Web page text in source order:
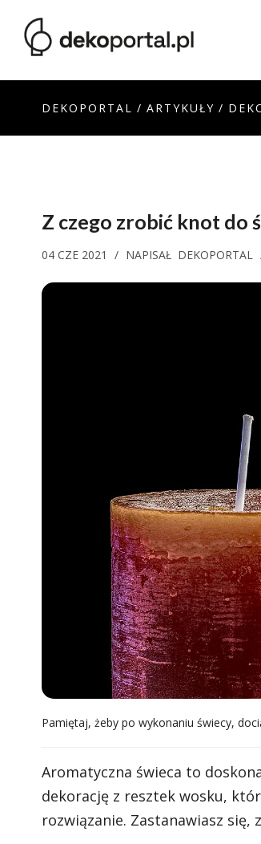
DEKOPORTAL / ARTYKUŁY /
Z czego zrobić knot do
04 CZE 2021 / NAPISAŁ DEKOPORTAL
Pamiętaj, żeby po wykonaniu świecy,
Aromatyczna świeca to
dekorację z resztek wosku,
rozwiązanie. Zastanawiasz